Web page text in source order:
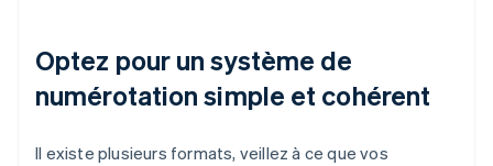
Optez pour un système de
numérotation simple et cohérent
Il existe plusieurs formats, veillez à ce que vos